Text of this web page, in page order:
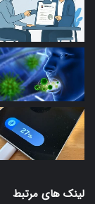
لینک های مرتبط